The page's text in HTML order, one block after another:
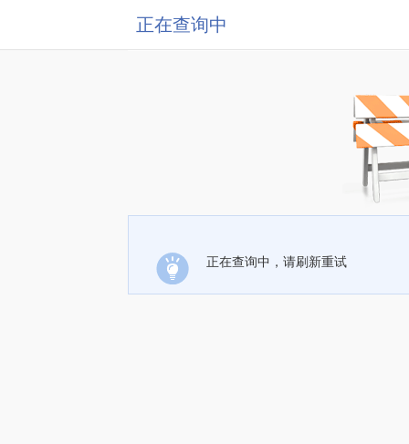
正在查询中
正在查询中，请刷新重试